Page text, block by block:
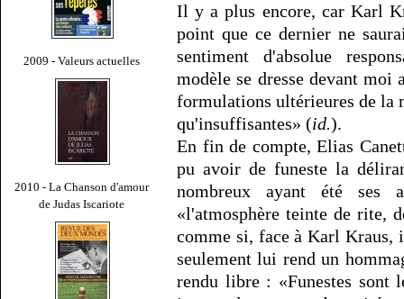
2009 - Valeurs actuelles
2010 - La Chanson d'amour
de Judas Iscariote
Il y a plus encore, car Karl
point que ce dernier ne
sentiment d'absolue
modèle se dresse devant moi
formulations ultérieures de la
qu'insuffisantes» (id.).
En fin de compte, Elias
pu avoir de funeste la
nombreux ayant été ses
«l'atmosphère teinte de rite,
comme si, face à Karl Kraus,
seulement lui rend un
rendu libre : «Funestes sont